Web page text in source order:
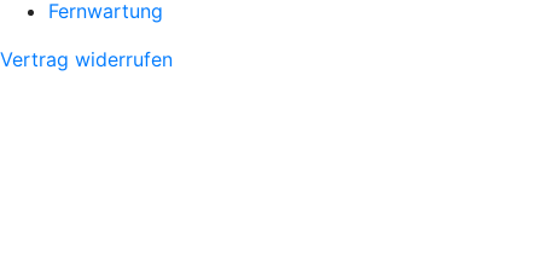
Fernwartung
Vertrag widerrufen